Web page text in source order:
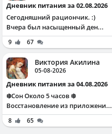
Дневник питания за 02.08.2026
Сегодняшний рациончик. :)
Вчера был насыщенный ден...
9 67
Виктория Акилина
05-08-2026
Дневник питания за 04.08.2026
❄️Сон Около 5 часов ❄️
Восстановление из приложени...
8 65